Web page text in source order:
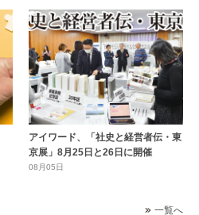
アイワード、「社史と経営者伝・東
京展」8月25日と26日に開催
08月05日
一覧へ